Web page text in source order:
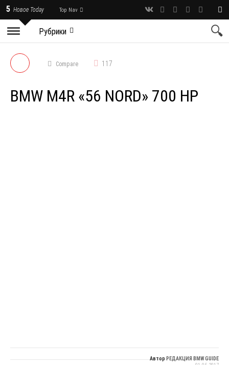
5 Новое Today Top Nav
Рубрики
Compare 117
BMW M4R «56 NORD» 700 HP
АвторРЕДАКЦИЯ BMW GUIDE